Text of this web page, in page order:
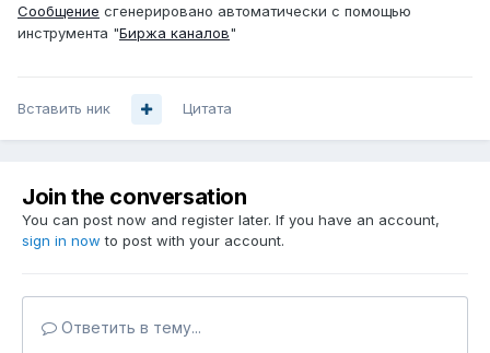
Сообщение сгенерировано автоматически с помощью
инструмента "Биржа каналов"
Вставить ник Цитата
Join the conversation
You can post now and register later. If you have an account,
sign in now to post with your account.
Ответить в тему...